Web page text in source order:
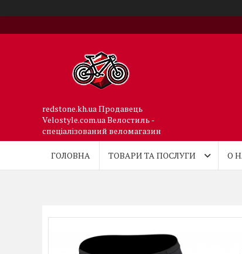
redstone.kh.ua Продавець
Velostyle.com.ua Велостиль -
спеціалізований веломагазин
ГОЛОВНА ТОВАРИ ТА ПОСЛУГИ О